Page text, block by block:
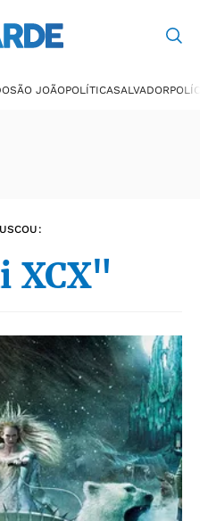
SÃO JOÃOPOLÍTICASALVADOR
XCX"